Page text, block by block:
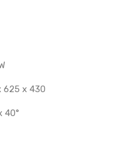
625 x 430
40°